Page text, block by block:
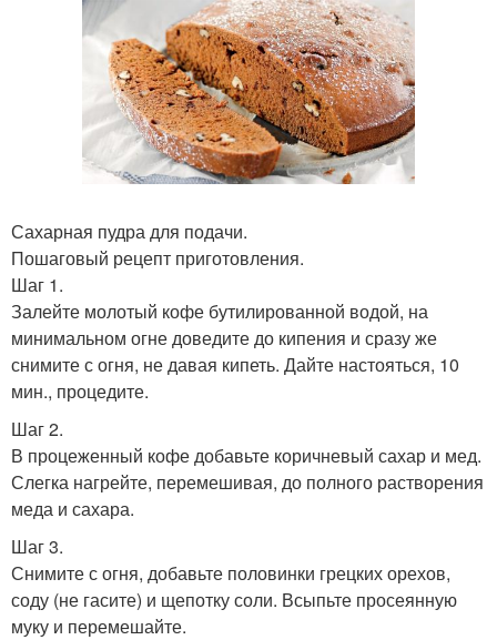
Сахарная пудра для подачи.
Пошаговый рецепт приготовления.
Шаг 1.
Залейте молотый кофе бутилированной водой, на
минимальном огне доведите до кипения и сразу же
снимите с огня, не давая кипеть. Дайте настояться, 10
мин., процедите.
Шаг 2.
В процеженный кофе добавьте коричневый сахар и мед.
Слегка нагрейте, перемешивая, до полного растворения
меда и сахара.
Шаг 3.
Снимите с огня, добавьте половинки грецких орехов,
соду (не гасите) и щепотку соли. Всыпьте просеянную
муку и перемешайте.